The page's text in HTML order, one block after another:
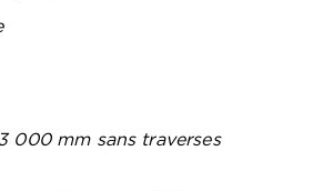
000 mm sans traverses